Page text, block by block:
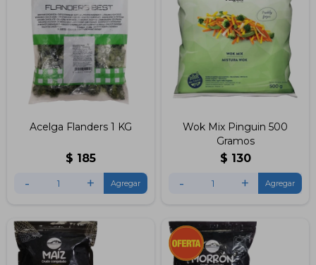
Acelga Flanders 1 KG
$ 185
- +
Wok Mix Pinguin 500
Gramos
$ 130
- +